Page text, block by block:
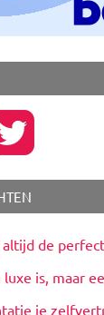
de
is, maar
je